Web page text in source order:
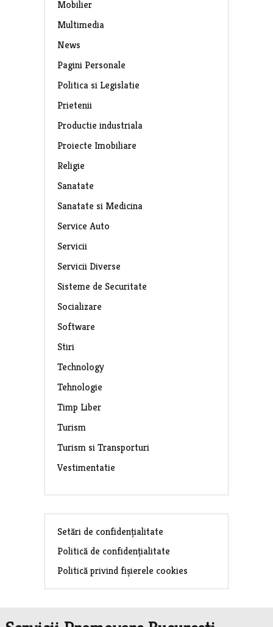
Mobilier
Multimedia
News
Pagini Personale
Politica si Legislatie
Prietenii
Productie industriala
Proiecte Imobiliare
Religie
Sanatate
Sanatate si Medicina
Service Auto
Servicii
Servicii Diverse
Sisteme de Securitate
Socializare
Software
Stiri
Technology
Tehnologie
Timp Liber
Turism
Turism si Transporturi
Vestimentatie
Setări de confidențialitate
Politică de confidențialitate
Politică privind fișierele cookies